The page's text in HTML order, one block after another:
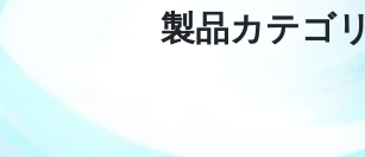
製品カテゴリ